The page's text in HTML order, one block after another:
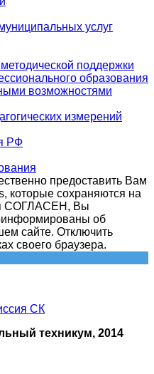
предоставить Вам
которые сохраняются на
СОГЛАСЕН, Вы
об
сайте. Отключить
своего браузера.
техникум, 2014